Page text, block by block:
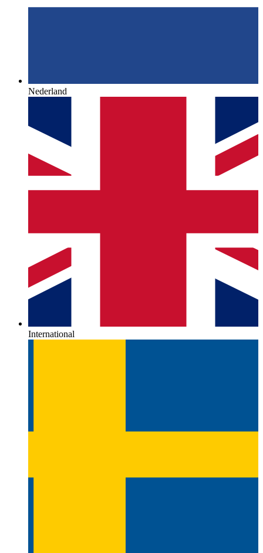
Nederland
International